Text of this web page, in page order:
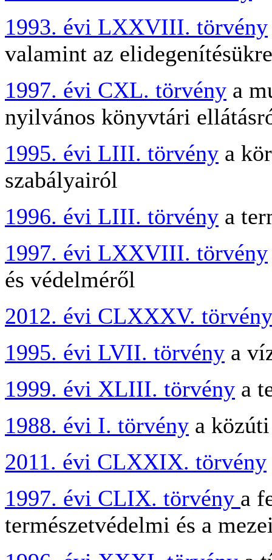
1993. évi LXXVIII. törvény
valamint az
1997. évi CXL. törvény a
nyilvános könyvtári
1995. évi LIII. törvény a
szabályairól
1996. évi LIII. törvény a
1997. évi LXXVIII. törvény
és védelméről
2012. évi CLXXXV. törvény
1995. évi LVII. törvény a
1999. évi XLIII. törvény a
1988. évi I. törvény a
2011. évi CLXXIX. törvény
1997. évi CLIX. törvény a
természetvédelmi és a